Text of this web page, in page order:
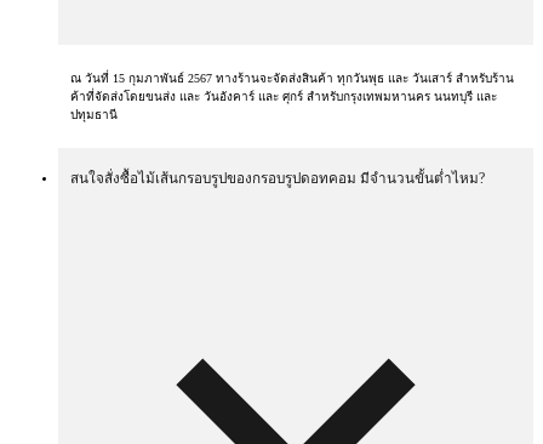
ณ วันที่ 15 กุมภาพันธ์ 2567 ทางร้านจะจัดส่งสินค้า ทุกวันพุธ และ วันเสาร์ สำหรับร้าน
ค้าที่จัดส่งโดยขนส่ง และ วันอังคาร์ และ ศุกร์ สำหรับกรุงเทพมหานคร นนทบุรี และ
ปทุมธานี
สนใจสั่งซื้อไม้เส้นกรอบรูปของกรอบรูปดอทคอม มีจำนวนขั้นต่ำไหม?